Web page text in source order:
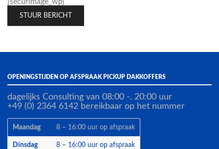
OPENINGSTIJDEN OP AFSPRAAK PICKUP DAKKOFFERS
dagelijks Consulting van 08:00 -. 20:00 uur
+49 (0) 2364 6142 bereikbaar op het nummer
Maandag 8 – 16:00 uur op afspraak
Dinsdag 8 – 16:00 uur op afspraak